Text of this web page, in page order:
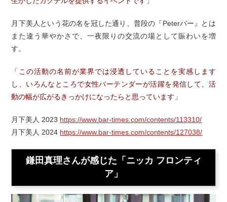
月下美人という花の名を冠した通り、普段の『Peterバー』とは
また違う華やかさで、一夜限りの交流の場として賑わいを増
す。
「この活動の名前が業界では浸透していることを実感します
し、いろんなところで女性バーテンダーが活躍を発信して、活
動の幅が広がるきっかけになったらと思っています」
月下美人 2023 https://www.bar-times.com/contents/113310/
月下美人 2024 https://www.bar-times.com/contents/127038/
鎌田真理さんが感じた「ニッカ フロンティ
ア」